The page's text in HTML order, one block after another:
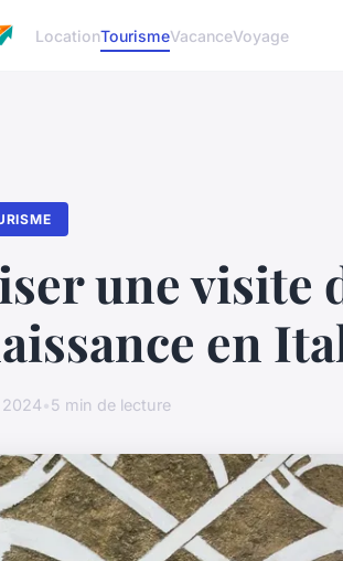
LocationTourismeVacanceVoyage
une visite
en
•5 min de lecture